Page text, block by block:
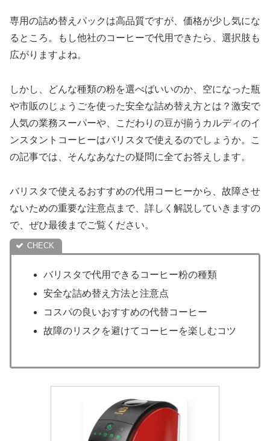
専用の詰め替えパックは高品質ですが、価格が少し気にな
るところ。もし他社のコーヒーで代用できたら、選択肢も
広がりますよね。
しかし、どんな種類の粉を選べばいいのか、空になった瓶
や市販のじょうごを使った安全な詰め替え方とは？激安で
人気の業務スーパーや、こだわりの豆が揃うカルディのイ
ンスタントコーヒーはバリスタで使えるのでしょうか。こ
の記事では、そんなあなたの疑問に全てお答えします。
バリスタで使えるおすすめの代用コーヒーから、故障させ
ないための重要な注意点まで、詳しく解説していきますの
で、ぜひ最後までご覧ください。
バリスタで代用できるコーヒー粉の種類
安全な詰め替え方法と注意点
コスパの良いおすすめの代替コーヒー
故障のリスクを避けてコーヒーを楽しむコツ